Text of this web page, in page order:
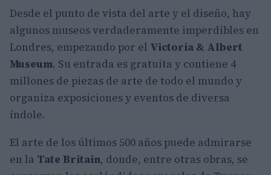
Desde el punto de vista del arte y el diseño, hay
algunos museos verdaderamente imperdibles en
Londres, empezando por el Victoria & Albert
Museum. Su entrada es gratuita y contiene 4
millones de piezas de arte de todo el mundo y
organiza exposiciones y eventos de diversa
índole.
El arte de los últimos 500 años puede admirarse
en la Tate Britain, donde, entre otras obras, se